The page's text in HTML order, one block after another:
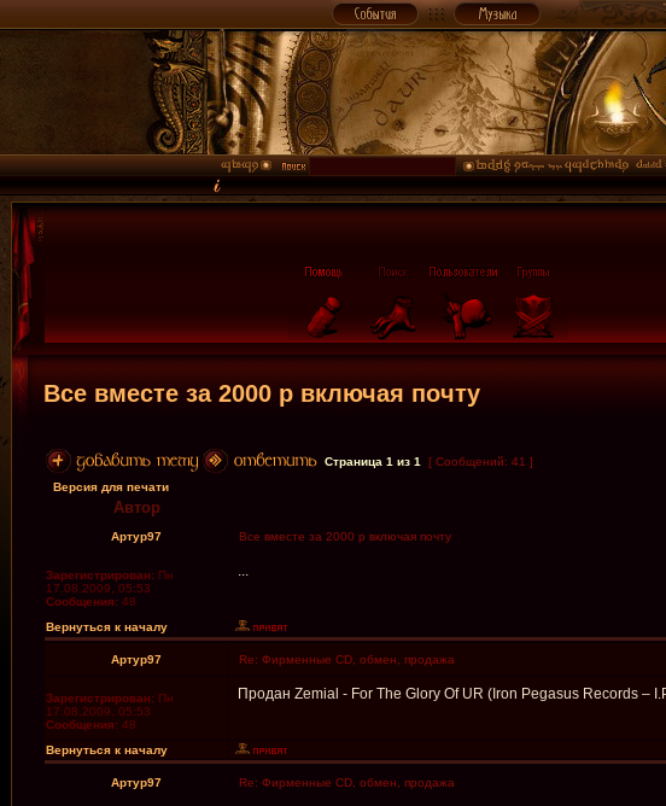
Все вместе за 2000 р включая почту
Страница 1 из 1
[ Сообщений: 41 ]
Версия для печати
Автор
Артур97 Все вместе за 2000 р включая почту
Зарегистрирован: Пн
17.08.2009, 05:53
Сообщения: 48
...
Вернуться к началу
Артур97 Re: Фирменные CD, обмен, продажа
Зарегистрирован: Пн
17.08.2009, 05:53
Сообщения: 48
Продан Zemial - For The Glory Of UR (Iron Pegasus Records –
Вернуться к началу
Артур97 Re: Фирменные CD, обмен, продажа